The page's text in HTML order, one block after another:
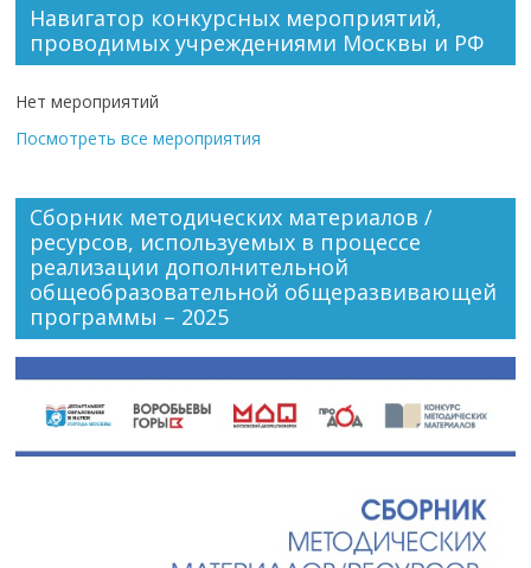
Навигатор конкурсных мероприятий,
проводимых учреждениями Москвы и РФ
Нет мероприятий
Посмотреть все мероприятия
Сборник методических материалов /
ресурсов, используемых в процессе
реализации дополнительной
общеобразовательной общеразвивающей
программы – 2025